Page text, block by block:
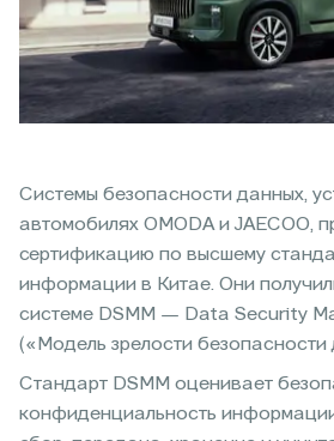
Системы безопасности данных,
автомобилях OMODA и JAECOO,
сертификацию по высшему
информации в Китае. Они
системе DSMM — Data Security
(«Модель зрелости безопасности
Стандарт DSMM оценивает
конфиденциальность